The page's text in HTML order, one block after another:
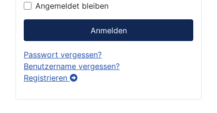
Angemeldet bleiben
Anmelden
Passwort vergessen?
Benutzername vergessen?
Registrieren